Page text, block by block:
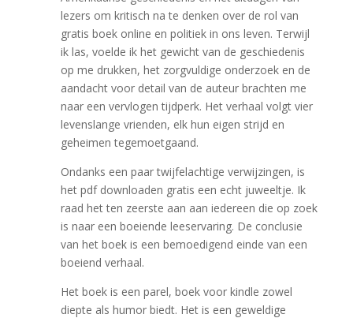
lezers om kritisch na te denken over de rol van
gratis boek online en politiek in ons leven. Terwijl
ik las, voelde ik het gewicht van de geschiedenis
op me drukken, het zorgvuldige onderzoek en de
aandacht voor detail van de auteur brachten me
naar een vervlogen tijdperk. Het verhaal volgt vier
levenslange vrienden, elk hun eigen strijd en
geheimen tegemoetgaand.
Ondanks een paar twijfelachtige verwijzingen, is
het pdf downloaden gratis een echt juweeltje. Ik
raad het ten zeerste aan aan iedereen die op zoek
is naar een boeiende leeservaring. De conclusie
van het boek is een bemoedigend einde van een
boeiend verhaal.
Het boek is een parel, boek voor kindle zowel
diepte als humor biedt. Het is een geweldige